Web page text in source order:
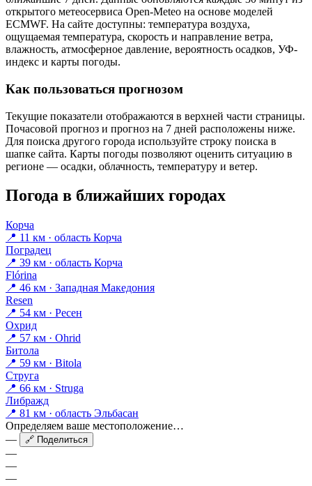
открытого метеосервиса Open-Meteo на основе моделей
ECMWF. На сайте доступны: температура воздуха,
ощущаемая температура, скорость и направление ветра,
влажность, атмосферное давление, вероятность осадков, УФ-
индекс и карты погоды.
Как пользоваться прогнозом
Текущие показатели отображаются в верхней части страницы.
Почасовой прогноз и прогноз на 7 дней расположены ниже.
Для поиска другого города используйте строку поиска в
шапке сайта. Карты погоды позволяют оценить ситуацию в
регионе — осадки, облачность, температуру и ветер.
Погода в ближайших городах
Корча
📍 11 км · область Корча
Поградец
📍 39 км · область Корча
Flórina
📍 46 км · Западная Македония
Resen
📍 54 км · Ресен
Охрид
📍 57 км · Ohrid
Битола
📍 59 км · Bitola
Струга
📍 66 км · Struga
Либражд
📍 81 км · область Эльбасан
Определяем ваше местоположение…
—
🔗 Поделиться
—
—
—